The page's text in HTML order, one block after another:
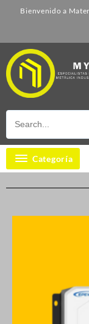
Bienvenido a
Categoría